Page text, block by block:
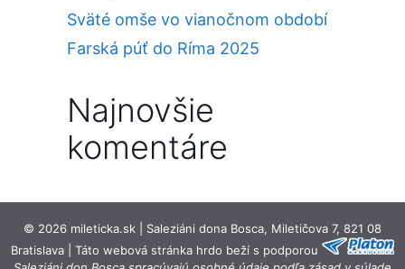
Sväté omše vo vianočnom období
Farská púť do Ríma 2025
Najnovšie
komentáre
© 2026 mileticka.sk | Saleziáni dona Bosca, Miletičova 7, 821 08
Bratislava | Táto webová stránka hrdo beží s podporou